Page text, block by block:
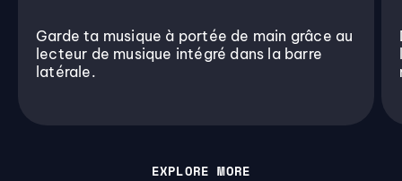
Garde ta musique à portée de main grâce au
lecteur de musique intégré dans la barre
latérale.
EXPLORE MORE